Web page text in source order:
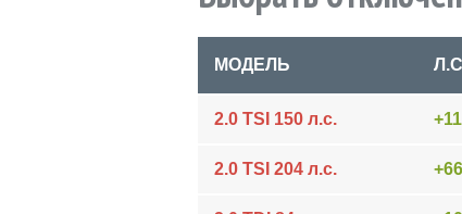
МОДЕЛЬ
2.0 TSI 150 л.с.
2.0 TSI 204 л.с. +66